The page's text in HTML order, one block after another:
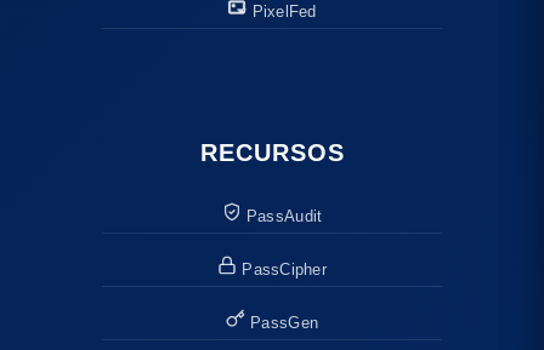
PixelFed
RECURSOS
PassAudit
PassCipher
PassGen